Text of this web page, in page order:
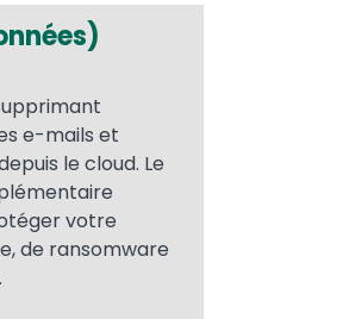
e-mails et
le cloud. Le
votre
de ransomware